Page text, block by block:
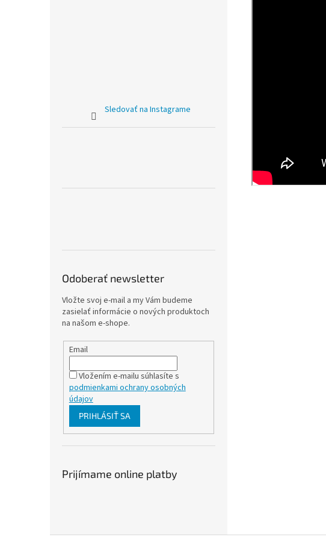
Sledovať na Instagrame
Odoberať newsletter
Vložte svoj e-mail a my Vám budeme
zasielať informácie o nových produktoch
na našom e-shope.
Email
Vložením e-mailu súhlasíte s
podmienkami ochrany osobných
údajov
PRIHLÁSIŤ SA
Prijímame online platby